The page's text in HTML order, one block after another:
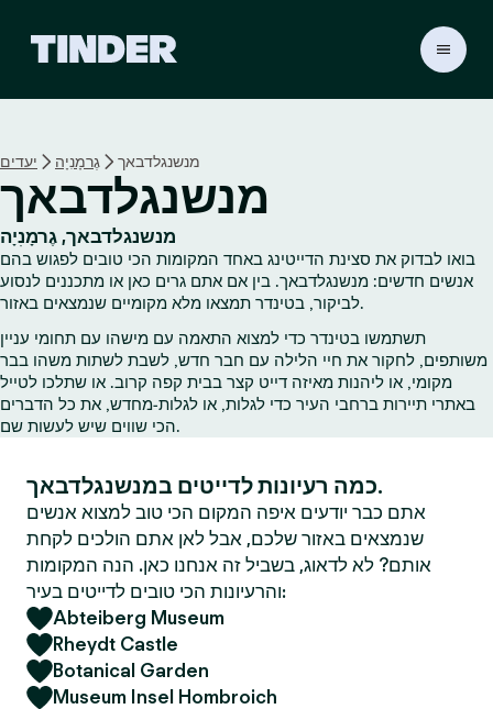
ת
ש
ל
י
נ
ד
יעדים גֶרמָנִיָה מנשנגלדבאך
מנשנגלדבאך
מנשנגלדבאך, גֶרמָנִיָה
בואו לבדוק את סצינת הדייטינג באחד המקומות הכי טובים לפגוש בהם
אנשים חדשים: מנשנגלדבאך. בין אם אתם גרים כאן או מתכננים לנסוע
לביקור, בטינדר תמצאו מלא מקומיים שנמצאים באזור.
תשתמשו בטינדר כדי למצוא התאמה עם מישהו עם תחומי עניין
משותפים, לחקור את חיי הלילה עם חבר חדש, לשבת לשתות משהו בבר
מקומי, או ליהנות מאיזה דייט קצר בבית קפה קרוב. או שתלכו לטייל
באתרי תיירות ברחבי העיר כדי לגלות, או לגלות‑מחדש, את כל הדברים
הכי שווים שיש לעשות שם.
כמה רעיונות לדייטים במנשנגלדבאך.
אתם כבר יודעים איפה המקום הכי טוב למצוא אנשים
שנמצאים באזור שלכם, אבל לאן אתם הולכים לקחת
אותם? לא לדאוג, בשביל זה אנחנו כאן. הנה המקומות
והרעיונות הכי טובים לדייטים בעיר:
Abteiberg Museum
Rheydt Castle
Botanical Garden
Museum Insel Hombroich